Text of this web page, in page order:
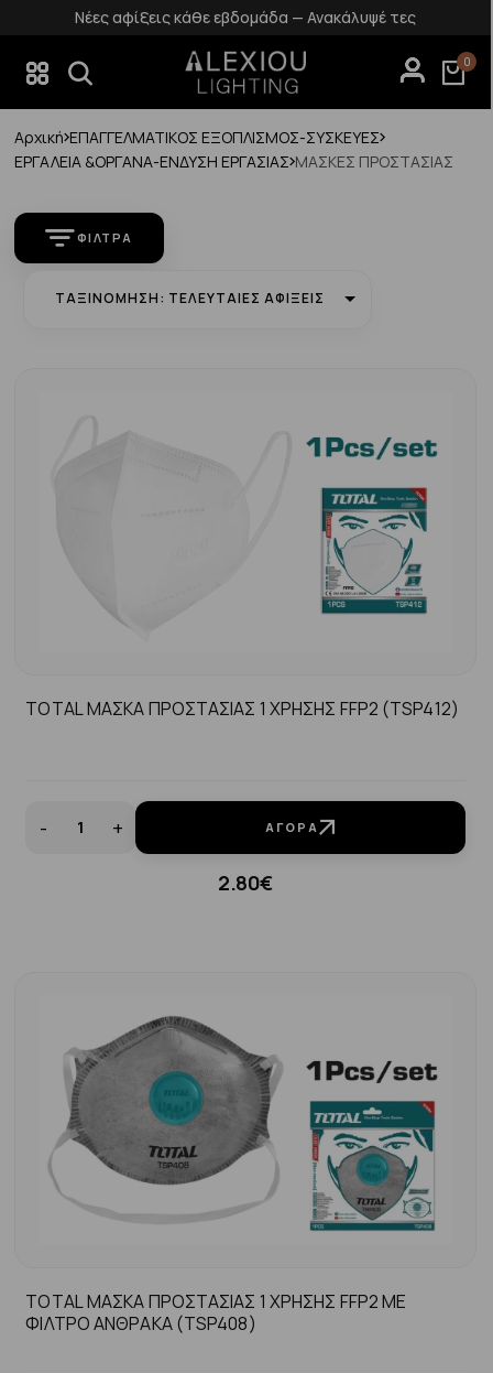
Ανακάλυψέ τες Δωρεάν επιστροφές εντός
0
Αρχική ΕΠΑΓΓΕΛΜΑΤΙΚΟΣ ΕΞΟΠΛΙΣΜΟΣ-ΣΥΣΚΕΥΕΣ
ΕΡΓΑΛΕΙΑ &ΟΡΓΑΝΑ-ΕΝΔΥΣΗ ΕΡΓΑΣΙΑΣ ΜΑΣΚΕΣ ΠΡΟΣΤΑΣΙΑΣ
ΦΊΛΤΡΑ
ΤΑΞΙΝΌΜΗΣΗ: ΤΕΛΕΥΤΑΊΕΣ ΑΦΊΞΕΙΣ
TOTAL ΜΑΣΚΑ ΠΡΟΣΤΑΣΙΑΣ 1 ΧΡΗΣΗΣ FFP2 (TSP412)
- + ΑΓΟΡΆ
2.80€
TOTAL ΜΑΣΚΑ ΠΡΟΣΤΑΣΙΑΣ 1 ΧΡΗΣΗΣ FFP2 ΜΕ
ΦΙΛΤΡΟ ΑΝΘΡΑΚΑ (TSP408)